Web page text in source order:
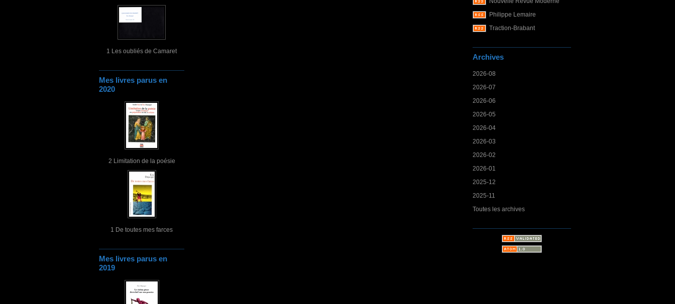
1 Les oubliés de Camaret
Mes livres parus en
2020
2 Limitation de la poésie
1 De toutes mes farces
Mes livres parus en
2019
Philippe Lemaire
Traction-Brabant
Archives
2026-08
2026-07
2026-06
2026-05
2026-04
2026-03
2026-02
2026-01
2025-12
2025-11
Toutes les archives